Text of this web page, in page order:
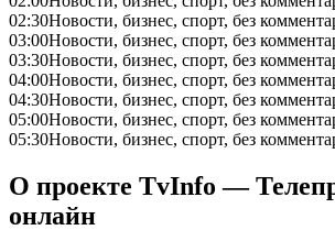
02:30Новости, бизнес, спорт, без
03:00Новости, бизнес, спорт, без
03:30Новости, бизнес, спорт, без
04:00Новости, бизнес, спорт, без
04:30Новости, бизнес, спорт, без
05:00Новости, бизнес, спорт, без
05:30Новости, бизнес, спорт, без
О проекте TvInfo —
онлайн